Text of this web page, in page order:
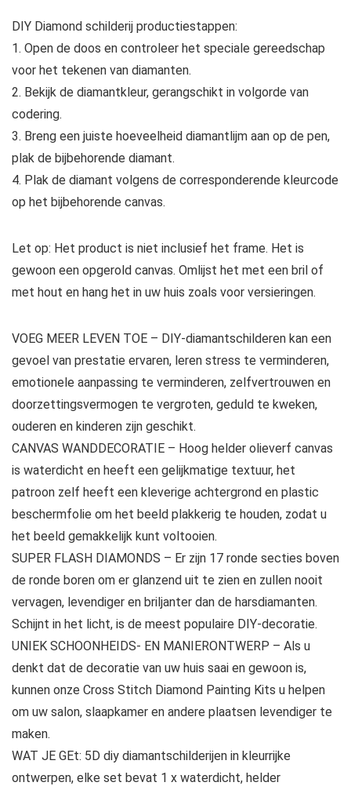
DIY Diamond schilderij productiestappen:
1. Open de doos en controleer het speciale gereedschap
voor het tekenen van diamanten.
2. Bekijk de diamantkleur, gerangschikt in volgorde van
codering.
3. Breng een juiste hoeveelheid diamantlijm aan op de pen,
plak de bijbehorende diamant.
4. Plak de diamant volgens de corresponderende kleurcode
op het bijbehorende canvas.
Let op: Het product is niet inclusief het frame. Het is
gewoon een opgerold canvas. Omlijst het met een bril of
met hout en hang het in uw huis zoals voor versieringen.
VOEG MEER LEVEN TOE – DIY-diamantschilderen kan een
gevoel van prestatie ervaren, leren stress te verminderen,
emotionele aanpassing te verminderen, zelfvertrouwen en
doorzettingsvermogen te vergroten, geduld te kweken,
ouderen en kinderen zijn geschikt.
CANVAS WANDDECORATIE – Hoog helder olieverf canvas
is waterdicht en heeft een gelijkmatige textuur, het
patroon zelf heeft een kleverige achtergrond en plastic
beschermfolie om het beeld plakkerig te houden, zodat u
het beeld gemakkelijk kunt voltooien.
SUPER FLASH DIAMONDS – Er zijn 17 ronde secties boven
de ronde boren om er glanzend uit te zien en zullen nooit
vervagen, levendiger en briljanter dan de harsdiamanten.
Schijnt in het licht, is de meest populaire DIY-decoratie.
UNIEK SCHOONHEIDS- EN MANIERONTWERP – Als u
denkt dat de decoratie van uw huis saai en gewoon is,
kunnen onze Cross Stitch Diamond Painting Kits u helpen
om uw salon, slaapkamer en andere plaatsen levendiger te
maken.
WAT JE GEt: 5D diy diamantschilderijen in kleurrijke
ontwerpen, elke set bevat 1 x waterdicht, helder